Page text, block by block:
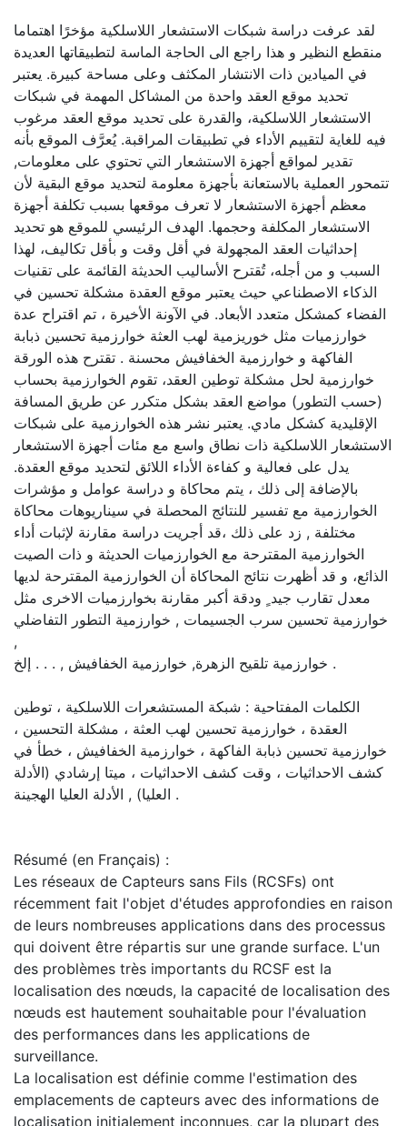
لقد عرفت دراسة شبكات الاستشعار اللاسلكية مؤخرًا اهتماما
منقطع النظير و هذا راجع الى الحاجة الماسة لتطبيقاتها العديدة
في الميادين ذات الانتشار المكثف وعلى مساحة كبيرة. يعتبر
تحديد موقع العقد واحدة من المشاكل المهمة في شبكات
الاستشعار اللاسلكية، والقدرة على تحديد موقع العقد مرغوب
فيه للغاية لتقييم الأداء في تطبيقات المراقبة. يُعرَّف الموقع بأنه
تقدير لمواقع أجهزة الاستشعار التي تحتوي على معلومات,
تتمحور العملية بالاستعانة بأجهزة معلومة لتحديد موقع البقية لأن
معظم أجهزة الاستشعار لا تعرف موقعها بسبب تكلفة أجهزة
الاستشعار المكلفة وحجمها. الهدف الرئيسي للموقع هو تحديد
إحداثيات العقد المجهولة في أقل وقت و بأقل تكاليف، لهذا
السبب و من أجله، تُقترح الأساليب الحديثة القائمة على تقنيات
الذكاء الاصطناعي حيث يعتبر موقع العقدة مشكلة تحسين في
الفضاء كمشكل متعدد الأبعاد. في الآونة الأخيرة ، تم اقتراح عدة
خوارزميات مثل خوريزمية لهب العثة خوارزمية تحسين ذبابة
الفاكهة و خوارزمية الخفافيش محسنة . تقترح هذه الورقة
خوارزمية لحل مشكلة توطين العقد، تقوم الخوارزمية بحساب
(حسب التطور) مواضع العقد بشكل متكرر عن طريق المسافة
الإقليدية كشكل مادي. يعتبر نشر هذه الخوارزمية على شبكات
الاستشعار اللاسلكية ذات نطاق واسع مع مئات أجهزة الاستشعار
يدل على فعالية و كفاءة الأداء اللائق لتحديد موقع العقدة.
بالإضافة إلى ذلك ، يتم محاكاة و دراسة عوامل و مؤشرات
الخوارزمية مع تفسير للنتائج المحصلة في سيناريوهات محاكاة
مختلفة , زد على ذلك ،قد أجريت دراسة مقارنة لإثبات أداء
الخوارزمية المقترحة مع الخوارزميات الحديثة و ذات الصيت
الذائع، و قد أظهرت نتائج المحاكاة أن الخوارزمية المقترحة لديها
معدل تقارب جيد ٍ ودقة أكبر مقارنة بخوارزميات الاخرى مثل
خوارزمية تحسين سرب الجسيمات , خوارزمية التطور التفاضلي
,
خوارزمية تلقيح الزهرة, خوارزمية الخفافيش , . . . إلخ .
الكلمات المفتاحية : شبكة المستشعرات اللاسلكية ، توطين
العقدة ، خوارزمية تحسين لهب العثة ، مشكلة التحسين ،
خوارزمية تحسين ذبابة الفاكهة ، خوارزمية الخفافيش ، خطأ في
كشف الاحداثيات ، وقت كشف الاحداثيات ، ميتا إرشادي (الأدلة
العليا) , الأدلة العليا الهجينة .
Résumé (en Français) :
Les réseaux de Capteurs sans Fils (RCSFs) ont
récemment fait l'objet d'études approfondies en raison
de leurs nombreuses applications dans des processus
qui doivent être répartis sur une grande surface. L'un
des problèmes très importants du RCSF est la
localisation des nœuds, la capacité de localisation des
nœuds est hautement souhaitable pour l'évaluation
des performances dans les applications de
surveillance.
La localisation est définie comme l'estimation des
emplacements de capteurs avec des informations de
localisation initialement inconnues, car la plupart des